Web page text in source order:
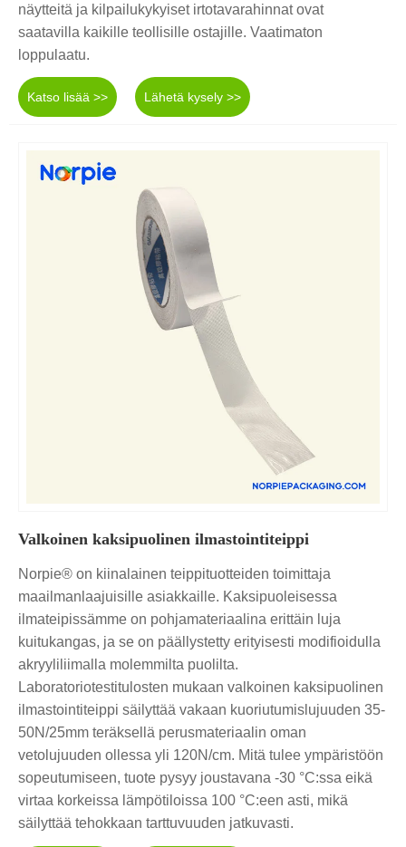
näytteitä ja kilpailukykyiset irtotavarahinnat ovat
saatavilla kaikille teollisille ostajille. Vaatimaton
loppulaatu.
Katso lisää >> Lähetä kysely >>
Valkoinen kaksipuolinen ilmastointiteippi
Norpie® on kiinalainen teippituotteiden toimittaja
maailmanlaajuisille asiakkaille. Kaksipuoleisessa
ilmateipissämme on pohjamateriaalina erittäin luja
kuitukangas, ja se on päällystetty erityisesti modifioidulla
akryyliliimalla molemmilta puolilta.
Laboratoriotestitulosten mukaan valkoinen kaksipuolinen
ilmastointiteippi säilyttää vakaan kuoriutumislujuuden 35-
50N/25mm teräksellä perusmateriaalin oman
vetolujuuden ollessa yli 120N/cm. Mitä tulee ympäristöön
sopeutumiseen, tuote pysyy joustavana -30 °C:ssa eikä
virtaa korkeissa lämpötiloissa 100 °C:een asti, mikä
säilyttää tehokkaan tarttuvuuden jatkuvasti.